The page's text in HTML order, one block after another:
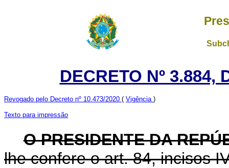
DECRETO Nº 3.884,
Revogado pelo Decreto nº 10.473/2020 ( Vigência )
Texto para impressão
O PRESIDENTE DA
lhe confere o art. 84, incisos